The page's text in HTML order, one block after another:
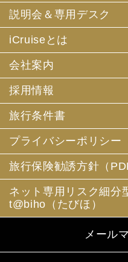
説明会＆専用デスク
iCruiseとは
会社案内
採用情報
旅行条件書
プライバシーポリシー
旅行保険勧誘方針（
ネット専用リスク細分
t@biho（たびほ）
メール